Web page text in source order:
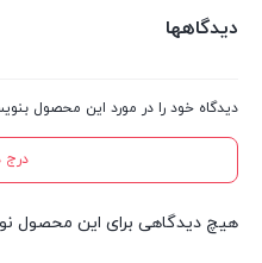
دیدگاهها
دیدگاه خود را در مورد این محصول
درج
هیچ دیدگاهی برای این محصول